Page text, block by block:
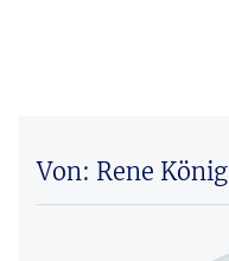
Von: Rene König